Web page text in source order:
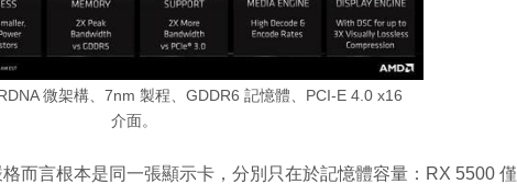
微架構、7nm 製程、GDDR6 記憶體、PCI-E 4.0 x16
介面。
而言根本是同一張顯示卡，分別只在於記憶體容量：RX 5500 僅